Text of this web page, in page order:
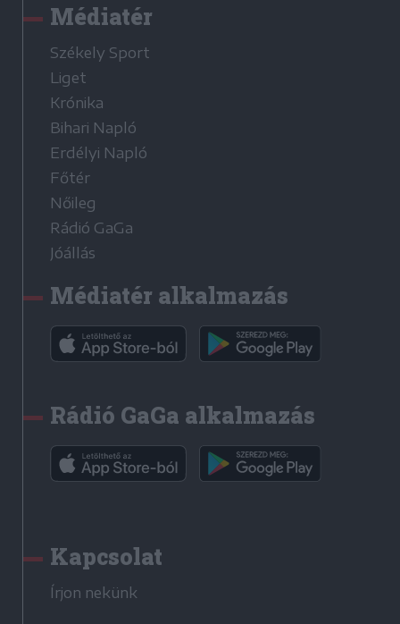
Médiatér
Székely Sport
Liget
Krónika
Bihari Napló
Erdélyi Napló
Főtér
Nőileg
Rádió GaGa
Jóállás
Médiatér alkalmazás
Rádió GaGa alkalmazás
Kapcsolat
Írjon nekünk